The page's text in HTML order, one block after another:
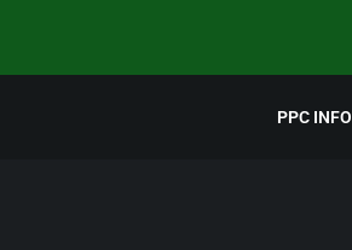
PPC INFO